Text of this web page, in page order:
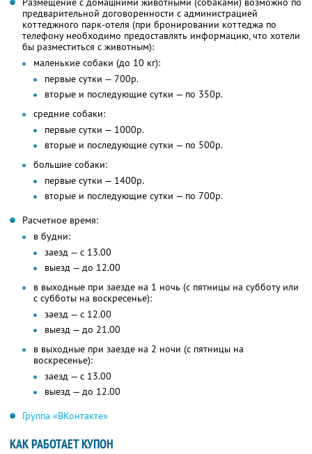
предварительной договоренности с администрацией
коттеджного парк-отеля (при бронировании коттеджа по
телефону необходимо предоставлять информацию, что хотели
бы разместиться с животным):
маленькие собаки (до 10 кг):
первые сутки — 700р.
вторые и последующие сутки — по 350р.
средние собаки:
первые сутки — 1000р.
вторые и последующие сутки — по 500р.
большие собаки:
первые сутки — 1400р.
вторые и последующие сутки — по 700р.
Расчетное время:
в будни:
заезд — с 13.00
выезд — до 12.00
в выходные при заезде на 1 ночь (с пятницы на субботу или
с субботы на воскресенье):
заезд — с 12.00
выезд — до 21.00
в выходные при заезде на 2 ночи (с пятницы на
воскресенье):
заезд — с 13.00
выезд — до 12.00
Группа «ВКонтакте»
КАК РАБОТАЕТ КУПОН